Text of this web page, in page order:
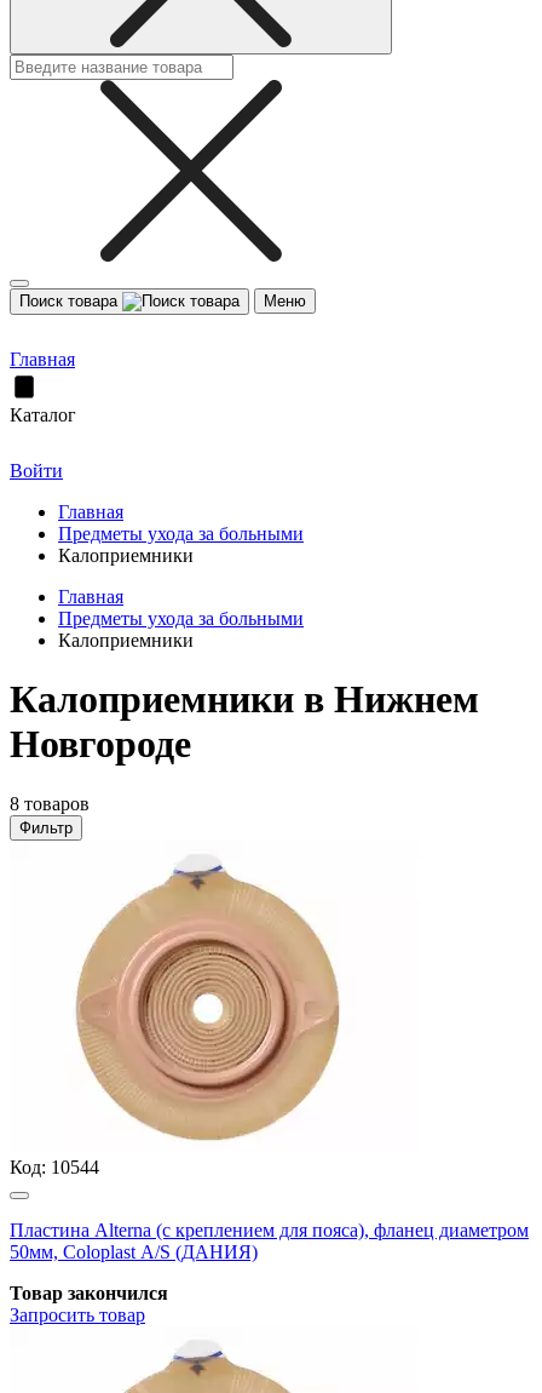
Поиск товара Меню
Главная
Каталог
Войти
Главная
Предметы ухода за больными
Калоприемники
Главная
Предметы ухода за больными
Калоприемники
Калоприемники в Нижнем
Новгороде
8 товаров
Фильтр
Код: 10544
Пластина Alterna (с креплением для пояса), фланец диаметром
50мм, Coloplast А/S (ДАНИЯ)
Товар закончился
Запросить товар